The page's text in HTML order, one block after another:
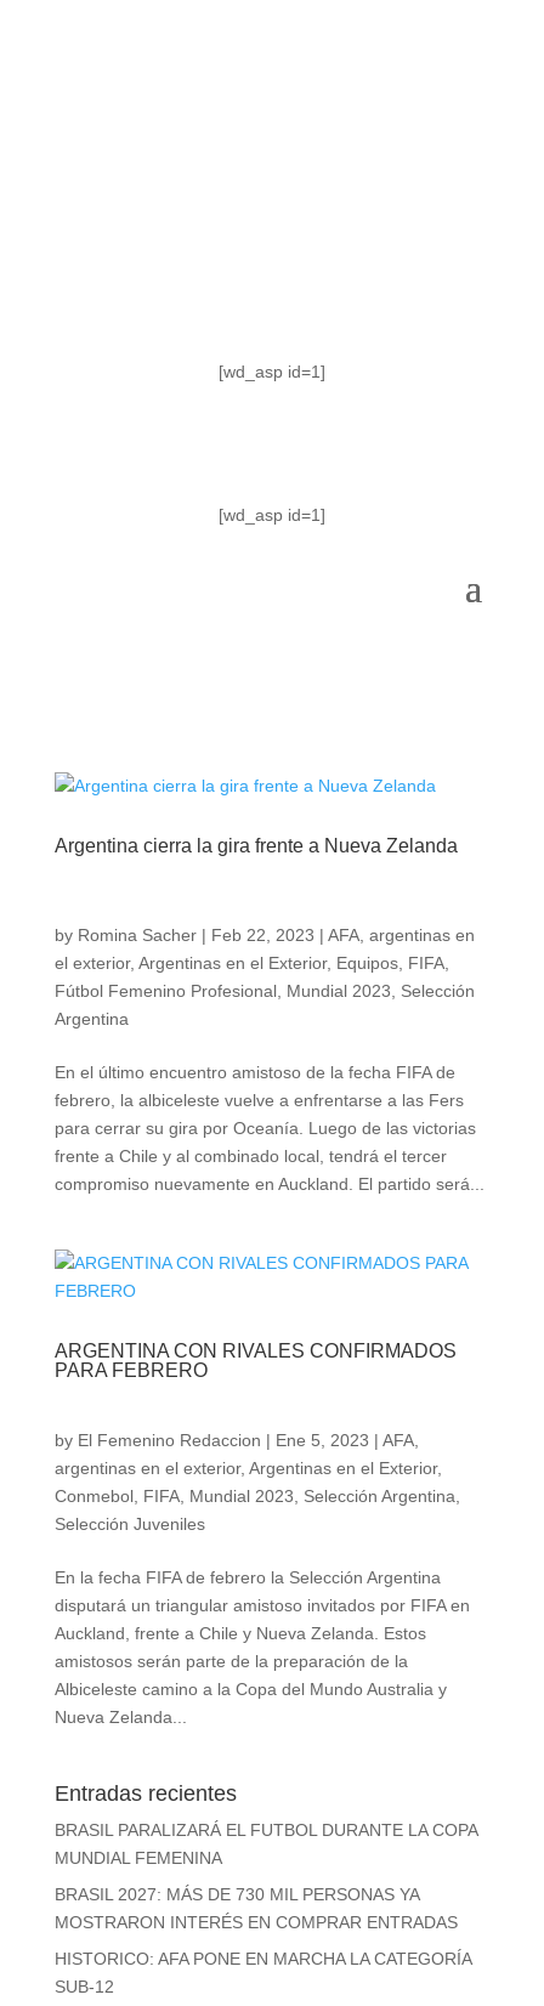
[wd_asp id=1]
[wd_asp id=1]
Argentina cierra la gira frente a Nueva Zelanda
by Romina Sacher| Feb 22, 2023 | AFA, argentinas en
el exterior, Argentinas en el Exterior, Equipos, FIFA,
Fútbol Femenino Profesional, Mundial 2023
Selección
Argentina
En el último encuentro amistoso de la fecha FIFA de
febrero, la albiceleste vuelve a enfrentarse a las Fers
para cerrar su gira por Oceanía. Luego de las victorias
frente a Chile y al combinado local, tendrá el tercer
compromiso nuevamente en Auckland. El partido será...
ARGENTINA CON RIVALES CONFIRMADOS
PARA FEBRERO
by El Femenino Redaccion | Ene 5, 2023 | AFA,
argentinas en el exterior, Argentinas en el Exterior,
Conmebol, FIFA, Mundial 2023 Selección Argentina
Selección Juveniles
En la fecha FIFA de febrero la Selección Argentina
disputará un triangular amistoso invitados por FIFA en
Auckland, frente a Chile y Nueva Zelanda. Estos
amistosos serán parte de la preparación de la
Albiceleste camino a la Copa del Mundo Australia y
Nueva Zelanda...
Entradas recientes
BRASIL PARALIZARÁ EL FUTBOL DURANTE LA COPA
MUNDIAL FEMENINA
BRASIL 2027: MÁS DE 730 MIL PERSONAS YA
MOSTRARON INTERÉS EN COMPRAR ENTRADAS
HISTORICO: AFA PONE EN MARCHA LA CATEGORÍA
SUB-12